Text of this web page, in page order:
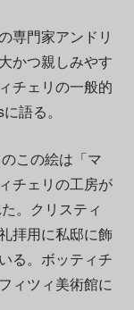
専門家アンドリ
かつ親しみやす
チェリの一般的
語る。
この絵は「マ
チェリの工房が
。クリスティ
拝用に私邸に飾
る。ボッティチ
ィツィ美術館に